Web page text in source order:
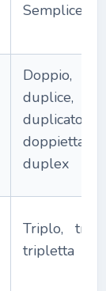
Semplice
Doppio,
duplice,
duplicato,
doppietta,
duplex
Triplo,
tripletta